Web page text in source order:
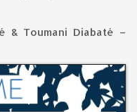
& Toumani Diabaté –